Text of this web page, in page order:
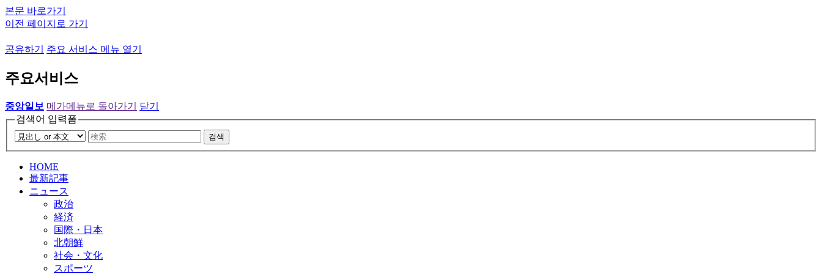
본문 바로가기
이전 페이지로 가기
공유하기 주요 서비스 메뉴 열기
주요서비스
중앙일보 메가메뉴로 돌아가기
닫기
검색어 입력폼
검색
HOME
最新記事
ニュース
政治
経済
国際・日本
北朝鮮
社会・文化
スポーツ